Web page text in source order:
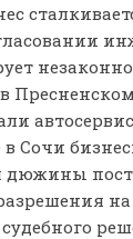
в Сочи
дюжины
на